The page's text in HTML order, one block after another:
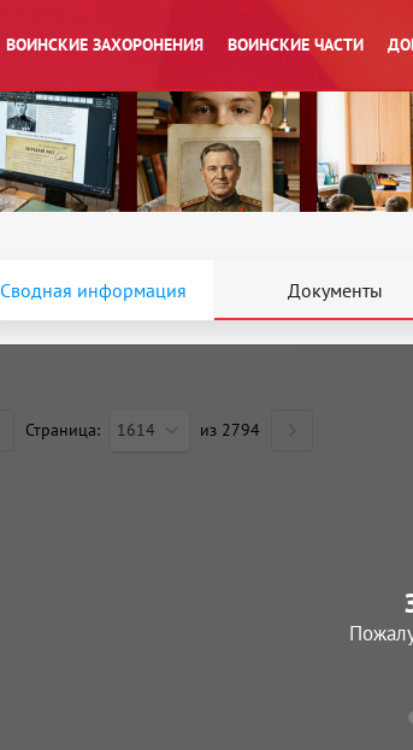
ВОИНСКИЕ ЗАХОРОНЕНИЯ ВОИНСКИЕ ЧАСТИ
Сводная информация Документы
Страница: 1614 из 2794